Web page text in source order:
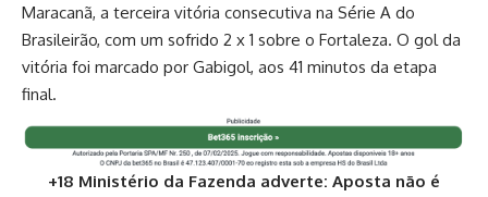
Maracanã, a terceira vitória consecutiva na Série A do
Brasileirão, com um sofrido 2 x 1 sobre o Fortaleza. O gol da
vitória foi marcado por Gabigol, aos 41 minutos da etapa
final.
+18 Ministério da Fazenda adverte: Aposta não é